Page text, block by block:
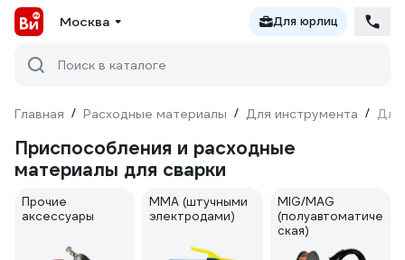
Москва Для юрлиц
Поиск в каталоге
Главная / Расходные материалы / Для инструмента / Для
Приспособления и расходные
материалы для сварки
Прочие
аксессуары
ММА (штучными
электродами)
MIG/MAG
(полуавтоматиче
ская)